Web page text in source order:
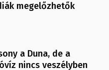
megelőzhetők
a Duna, de a
nincs veszélyben